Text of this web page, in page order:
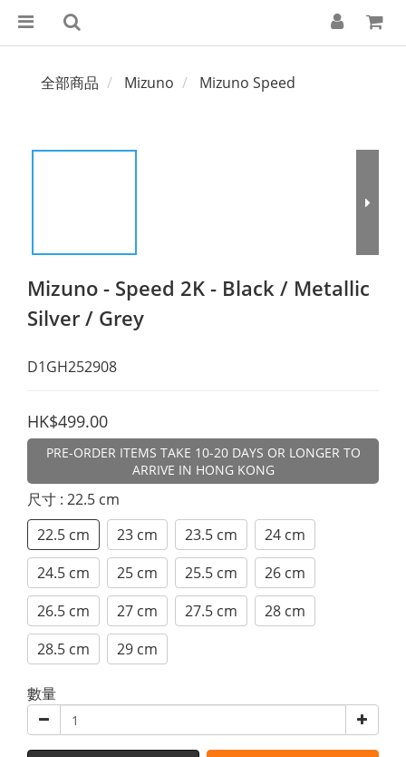
全部商品 Mizuno Mizuno Speed
Mizuno - Speed 2K - Black / Metallic
Silver / Grey
D1GH252908
HK$499.00
PRE-ORDER ITEMS TAKE 10-20 DAYS OR LONGER TO
ARRIVE IN HONG KONG
尺寸 : 22.5 cm
22.5 cm
23 cm 23.5 cm
24 cm
24.5 cm
25 cm 25.5 cm
26 cm
26.5 cm
27 cm 27.5 cm
28 cm
28.5 cm
29 cm
數量